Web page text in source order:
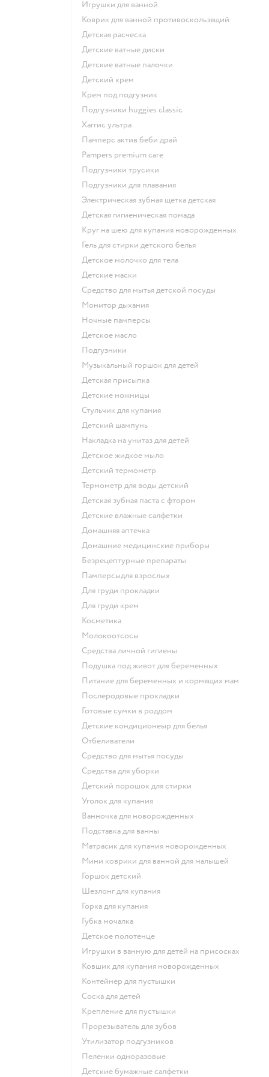
игрушки для ванной
коврик для ванной противоскользящий
детская расческа
детские ватные диски
детские ватные палочки
детский крем
крем под подгузник
подгузники huggies classic
хаггис ультра
памперс актив беби драй
pampers premium care
подгузники трусики
подгузники для плавания
электрическая зубная щетка детская
детская гигиеническая помада
круг на шею для купания новорожденных
гель для стирки детского белья
детское молочко для тела
детские маски
средство для мытья детской посуды
монитор дыхания
ночные памперсы
детское масло
подгузники
музыкальный горшок для детей
детская присыпка
детские ножницы
стульчик для купания
детский шампунь
накладка на унитаз для детей
детское жидкое мыло
детский термометр
термометр для воды детский
детская зубная паста с фтором
детские влажные салфетки
домашняя аптечка
домашние медицинские приборы
безрецептурные препараты
памперсыдля взрослых
для груди прокладки
для груди крем
косметика
Молокоотсосы
средства личной гигиены
подушка под живот для беременных
питание для беременных и кормящих мам
послеродовые прокладки
готовые сумки в роддом
детские кондиционеыр для белья
отбеливатели
средство для мытья посуды
средства для уборки
детский порошок для стирки
уголок для купания
ванночка для новорожденных
подставка для ванны
матрасик для купания новорожденных
мини коврики для ванной для малышей
горшок детский
шезлонг для купания
горка для купания
губка мочалка
детское полотенце
игрушки в ванную для детей на присосках
ковшик для купания новорожденных
контейнер для пустышки
соска для детей
крепление для пустышки
прорезыватель для зубов
утилизатор подгузников
пеленки одноразовые
детские бумажные салфетки